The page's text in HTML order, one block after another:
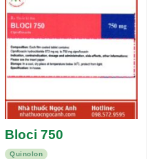
Quinolon
Bloci 750